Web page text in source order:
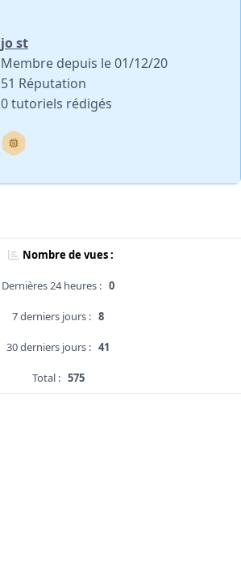
jo st
Membre depuis le 01/12/20
51 Réputation
0 tutoriels rédigés
Nombre de vues :
Dernières 24 heures : 0
7 derniers jours : 8
30 derniers jours : 41
Total : 575